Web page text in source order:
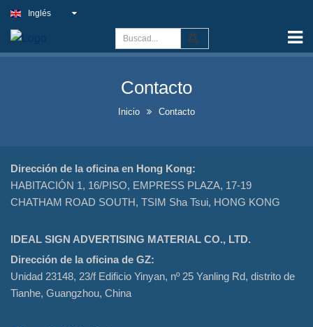
Capacidad
Cartel exterior del pub
al mejor precio
Soluciones óptimas para
Llamativo diseño de exhibición
de botellas de licor
Carteles de pizarra en forma
Inglés
Contacto
Inicio Contacto
Dirección de la oficina en Hong Kong:
HABITACIÓN 1, 16/PISO, EMPRESS PLAZA, 17-19
CHATHAM ROAD SOUTH, TSIM Sha Tsui, HONG KONG
IDEAL SIGN ADVERTISING MATERIAL CO., LTD.
Dirección de la oficina de GZ:
Unidad 23148, 23/f Edificio Yinyan, nº 25 Yanling Rd, distrito de
Tianhe, Guangzhou, China